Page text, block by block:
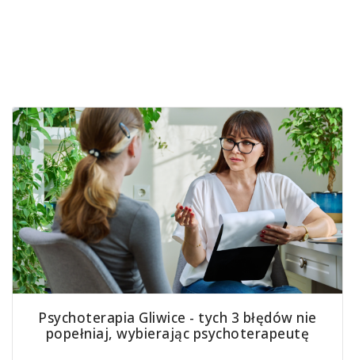
Psychoterapia Gliwice - tych 3 błędów nie
popełniaj, wybierając psychoterapeutę